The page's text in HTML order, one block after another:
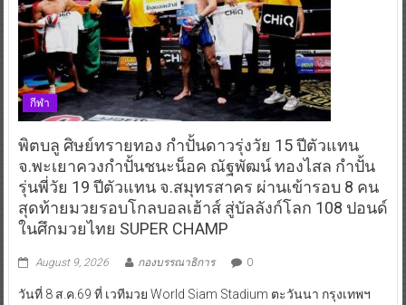
กีฬา
พิตบลู ศิษย์ทรายทอง กำปั้นดาวรุ่งวัย 15 ปีตัวแทน
จ.พะเยาควงกำปั้นชนะน็อค ณัฐพัฒน์ ทองไสล กำปั้น
รุ่นพี่วัย 19 ปีตัวแทน จ.สมุทรสาคร ผ่านเข้ารอบ 8 คน
สุดท้ายมวยรอบโกลบอลเฮ้าส์ สู่บัลลังก์โลก 108 ปอนด์
ในศึกมวยไทย SUPER CHAMP
August 9, 2026 กองบรรณาธิการ 0
วันที่ 8 ส.ค.69 ที่ เวทีมวย World Siam Stadium ตะวันนา กรุงเทพฯ